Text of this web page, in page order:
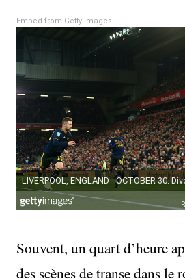
Embed from Getty Images
Souvent, un quart d’heure
des scènes de transe dans le